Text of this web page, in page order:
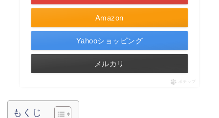
Amazon
Yahooショッピング
メルカリ
ポチップ
もくじ